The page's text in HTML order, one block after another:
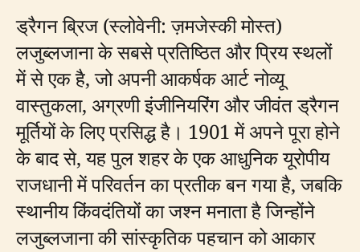
ड्रैगन ब्रिज (स्लोवेनी: ज़मजेस्की मोस्त)
लजुब्लजाना के सबसे प्रतिष्ठित और प्रिय स्थलों
में से एक है, जो अपनी आकर्षक आर्ट नोव्यू
वास्तुकला, अग्रणी इंजीनियरिंग और जीवंत ड्रैगन
मूर्तियों के लिए प्रसिद्ध है। 1901 में अपने पूरा होने
के बाद से, यह पुल शहर के एक आधुनिक यूरोपीय
राजधानी में परिवर्तन का प्रतीक बन गया है, जबकि
स्थानीय किंवदंतियों का जश्न मनाता है जिन्होंने
लजुब्लजाना की सांस्कृतिक पहचान को आकार